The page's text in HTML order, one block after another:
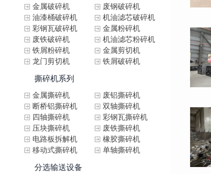
金属破碎机
废钢破碎机
油漆桶破碎机
机油滤芯破碎机
彩钢瓦破碎机
金属粉碎机
废铁破碎机
机油滤芯粉碎机
铁屑粉碎机
金属剪切机
龙门剪切机
铁屑破碎机
撕碎机系列
金属撕碎机
废铝撕碎机
断桥铝撕碎机
双轴撕碎机
四轴撕碎机
彩钢瓦撕碎机
压块撕碎机
废铁撕碎机
电路板拆解机
橡胶撕碎机
移动式撕碎机
单轴撕碎机
分选输送设备